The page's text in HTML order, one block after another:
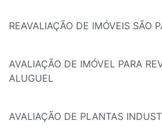
REAVALIAÇÃO DE IMÓVEIS SÃO
AVALIAÇÃO DE IMÓVEL PARA
ALUGUEL
AVALIAÇÃO DE PLANTAS